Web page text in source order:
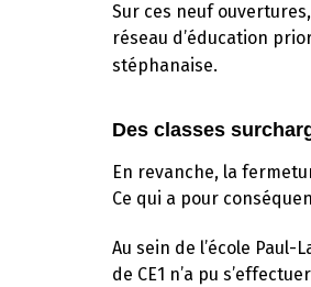
Sur ces neuf
réseau d’éducation
stéphanaise.
Des classes
En revanche, la
Ce qui a pour
Au sein de l’école
de CE1 n’a pu